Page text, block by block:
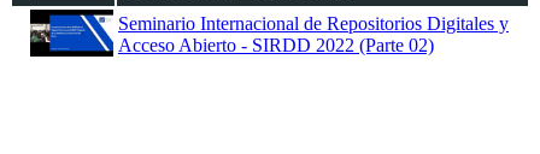
Seminario Internacional de Repositorios Digitales y
Acceso Abierto - SIRDD 2022 (Parte 02)